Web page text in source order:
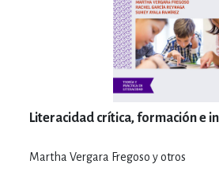
Literacidad crítica, formación e
Martha Vergara Fregoso y otros